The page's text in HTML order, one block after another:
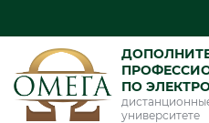
ПО
университете